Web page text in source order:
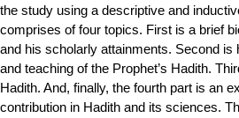
the study using a descriptive and
comprises of four topics. First is a brief
and his scholarly attainments. Second is
and teaching of the Prophet’s Hadith.
Hadith. And, finally, the fourth part is an
contribution in Hadith and its sciences.